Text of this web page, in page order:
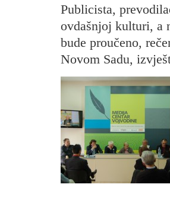
Publicista,
ovdašnjoj kulturi, a
bude proučeno,
Novom Sadu,